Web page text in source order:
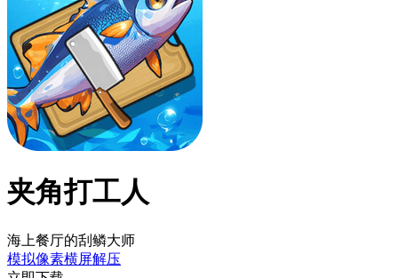
夹角打工人
海上餐厅的刮鳞大师
模拟像素横屏解压